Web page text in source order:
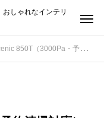
しゃれなインテリ
850T（3000Pa・予約清掃対応）